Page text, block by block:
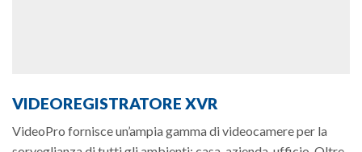
VIDEOREGISTRATORE XVR
VideoPro fornisce un’ampia gamma di videocamere per la